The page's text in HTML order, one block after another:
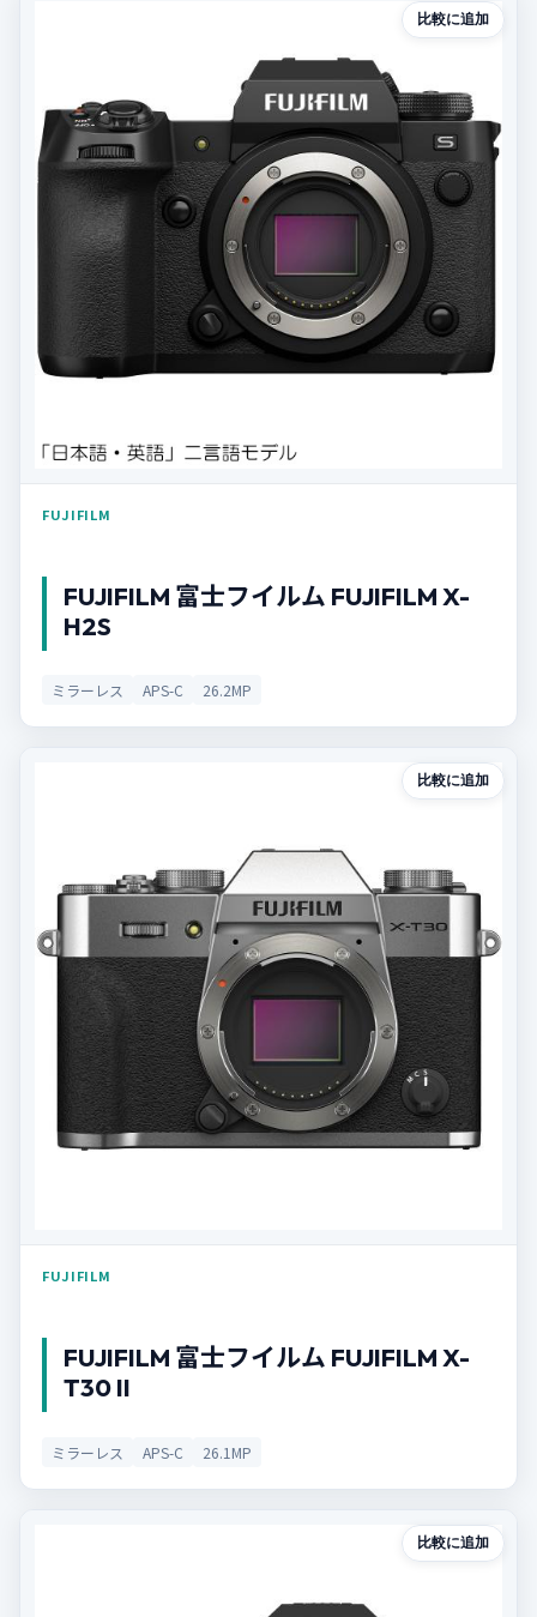
比較に追加
FUJIFILM
FUJIFILM 富士フイルム FUJIFILM X-
H2S
ミラーレス APS-C 26.2MP
比較に追加
FUJIFILM
FUJIFILM 富士フイルム FUJIFILM X-
T30 II
ミラーレス APS-C 26.1MP
比較に追加